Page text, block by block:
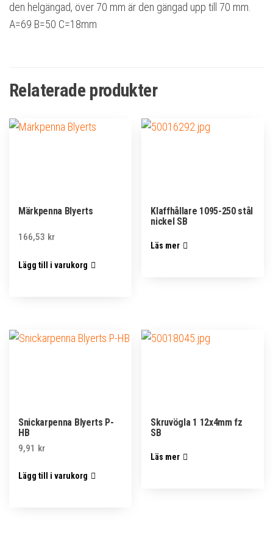
den helgängad, över 70 mm är den gängad upp till 70 mm.
A=69 B=50 C=18mm
Relaterade produkter
Märkpenna Blyerts
166,53 kr
Lägg till i varukorg
Klaffhållare 1095-250 stål
nickel SB
Läs mer
Snickarpenna Blyerts P-
HB
9,91 kr
Lägg till i varukorg
Skruvögla 1 12x4mm fz
SB
Läs mer